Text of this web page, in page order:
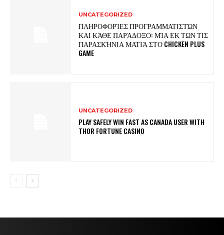
UNCATEGORIZED
ΠΛΗΡΟΦΟΡΊΕΣ ΠΡΟΓΡΑΜΜΑΤΙΣΤΏΝ
ΚΑΙ ΚΆΘΕ ΠΑΡΆΔΟΞΟ: ΜΊΑ ΕΚ ΤΩΝ ΤΙΣ
ΠΑΡΑΣΚΉΝΙΑ ΜΑΤΙΆ ΣΤΟ CHICKEN PLUS
GAME
UNCATEGORIZED
PLAY SAFELY WIN FAST AS CANADA USER WITH
THOR FORTUNE CASINO